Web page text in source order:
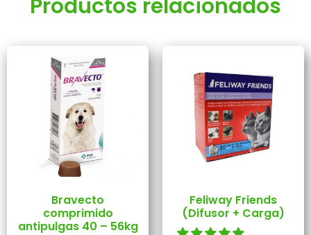
Productos relacionados
Bravecto
comprimido
antipulgas 40 – 56kg
Feliway Friends
(Difusor + Carga)